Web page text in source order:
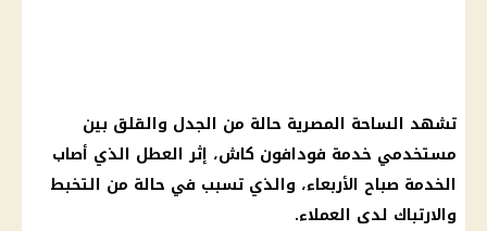
تشهد الساحة المصرية حالة من الجدل والقلق بين
مستخدمي خدمة فودافون كاش، إثر العطل الذي أصاب
الخدمة صباح الأربعاء، والذي تسبب في حالة من التخبط
والارتباك لدى العملاء.